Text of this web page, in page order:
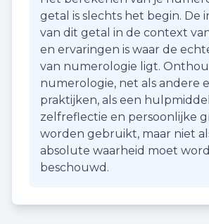
getal is slechts het begin. De
van dit getal in de context
en ervaringen is waar de
van numerologie ligt.
numerologie, net als andere
praktijken, als een
zelfreflectie en persoonlijke
worden gebruikt, maar niet
absolute waarheid moet
beschouwd.